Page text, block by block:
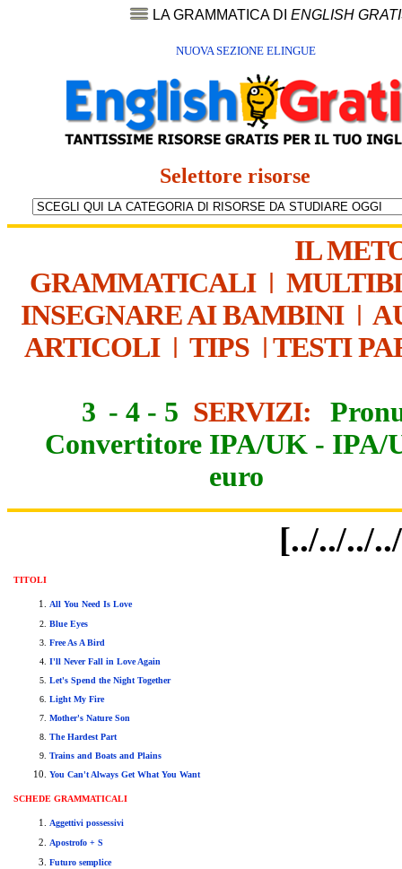
LA GRAMMATICA DI ENGLISH
NUOVA SEZIONE ELINGUE
Selettore risorse
IL
GRAMMATICALI|
INSEGNARE AI BAMBINI|
ARTICOLI| TIPS| TESTI
3 - 4 - 5 SERVIZI:
Convertitore IPA/UK - IPA/
euro
[../../../
TITOLI
All You Need Is Love
Blue Eyes
Free As A Bird
I'll Never Fall in Love Again
Let's Spend the Night Together
Light My Fire
Mother's Nature Son
The Hardest Part
Trains and Boats and Plains
You Can't Always Get What You Want
SCHEDE GRAMMATICALI
Aggettivi possessivi
Apostrofo + S
Futuro semplice